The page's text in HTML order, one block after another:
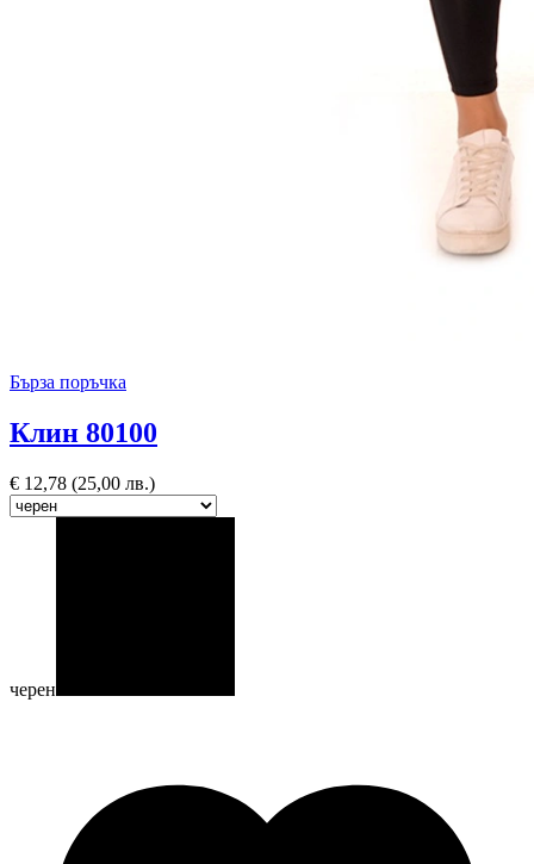
Бърза поръчка
Клин 80100
€ 12,78 (25,00 лв.)
черен